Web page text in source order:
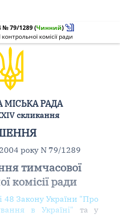
№ 79/1289(Чинний)
комісії ради
МІСЬКА РАДА
скликання
року N 79/1289
тимчасової
комісії ради
48 Закону України "Про
в Україні" та у